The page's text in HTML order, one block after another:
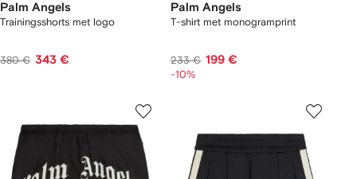
Palm Angels
Trainingsshorts met logo
380 € 343 €
Palm Angels
T-shirt met monogramprint
233 € 199 €
-10%